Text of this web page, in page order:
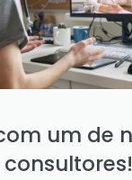
um de
consultores!